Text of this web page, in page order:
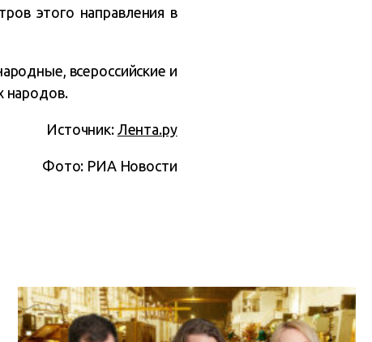
этого направления в
всероссийские и
народов.
Источник: Лента.ру
Фото: РИА Новости